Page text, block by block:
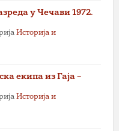
у Чечави 1972.
Историја и
екипа из Гаја –
Историја и